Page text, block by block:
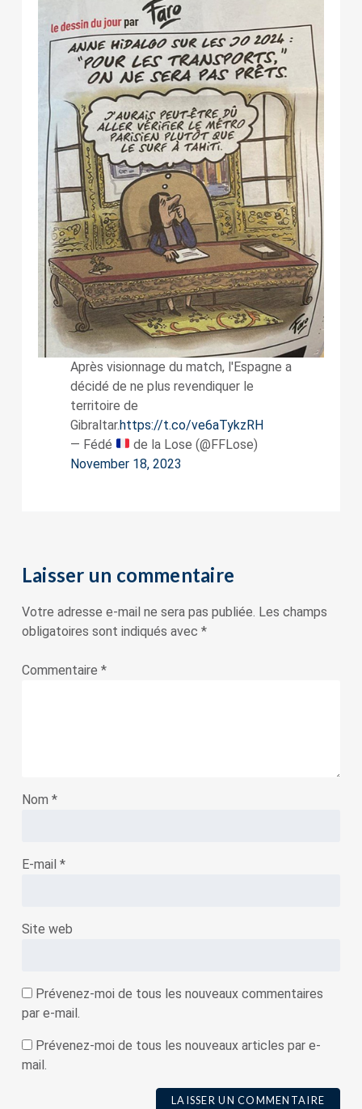
Après visionnage du match, l'Espagne a
décidé de ne plus revendiquer le
territoire de
Gibraltar.https://t.co/ve6aTykzRH
— Fédé
de la Lose (@FFLose)
November 18, 2023
Laisser un commentaire
Votre adresse e-mail ne sera pas publiée. Les champs
obligatoires sont indiqués avec *
Commentaire *
Nom *
E-mail *
Site web
Prévenez-moi de tous les nouveaux commentaires
par e-mail.
Prévenez-moi de tous les nouveaux articles par e-
mail.